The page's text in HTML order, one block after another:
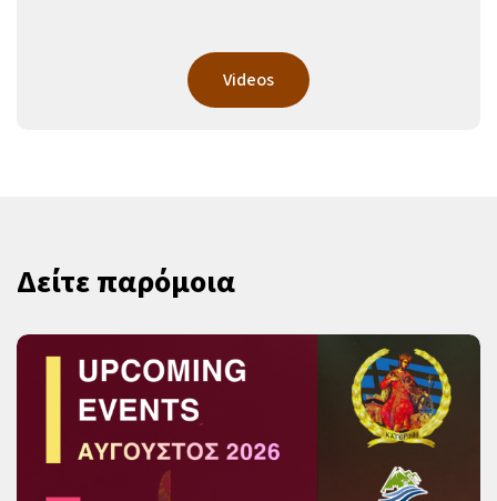
Videos
Δείτε παρόμοια